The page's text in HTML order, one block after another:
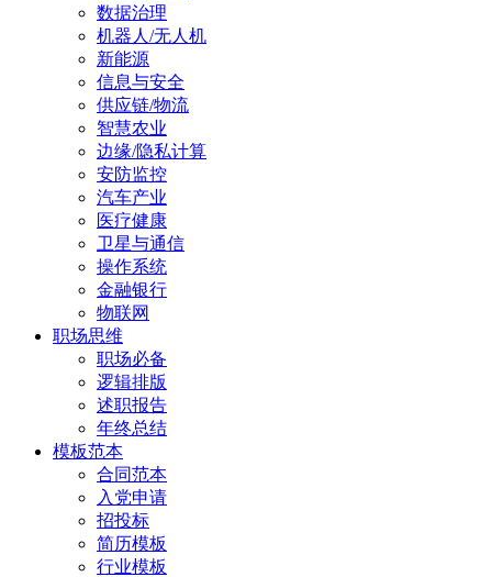
数据治理
机器人/无人机
新能源
信息与安全
供应链/物流
智慧农业
边缘/隐私计算
安防监控
汽车产业
医疗健康
卫星与通信
操作系统
金融银行
物联网
职场思维
职场必备
逻辑排版
述职报告
年终总结
模板范本
合同范本
入党申请
招投标
简历模板
行业模板